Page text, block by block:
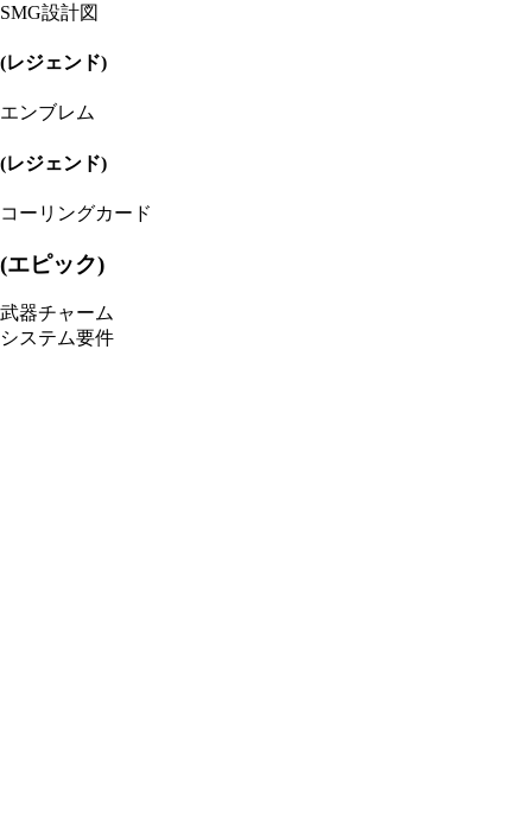
SMG設計図
(レジェンド)
エンブレム
(レジェンド)
コーリングカード
(エピック)
武器チャーム
システム要件